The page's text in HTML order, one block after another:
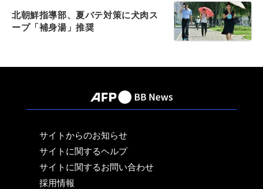
北朝鮮指導部、夏バテ対策に犬肉ス
ープ「補身湯」推奨
サイトからのお知らせ
サイトに関するヘルプ
サイトに関するお問い合わせ
採用情報